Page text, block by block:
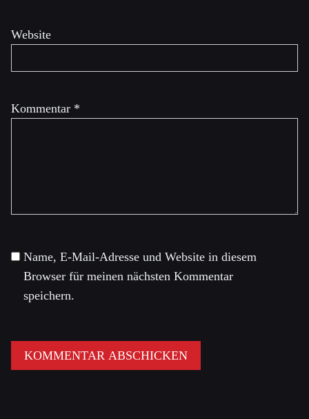
Kommentar *
Website
Name, E-Mail-Adresse und Website in diesem
Browser für meinen nächsten Kommentar
speichern.